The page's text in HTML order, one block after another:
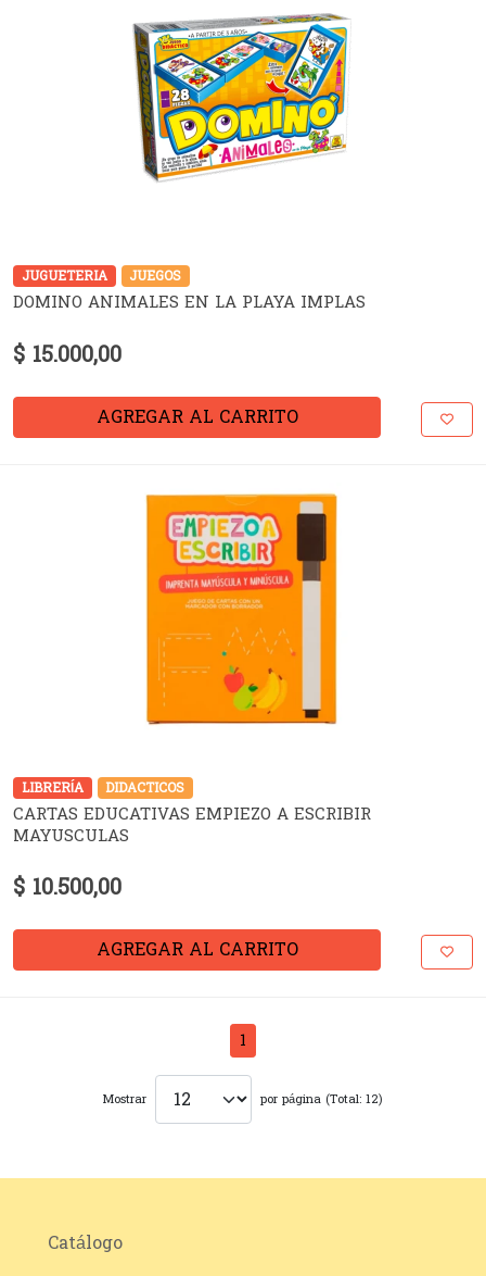
JUGUETERIA JUEGOS
DOMINO ANIMALES EN LA PLAYA IMPLAS
$ 15.000,00
AGREGAR AL CARRITO
LIBRERÍA DIDACTICOS
CARTAS EDUCATIVAS EMPIEZO A ESCRIBIR
MAYUSCULAS
$ 10.500,00
AGREGAR AL CARRITO
1
Mostrar por página (Total: 12)
Catálogo